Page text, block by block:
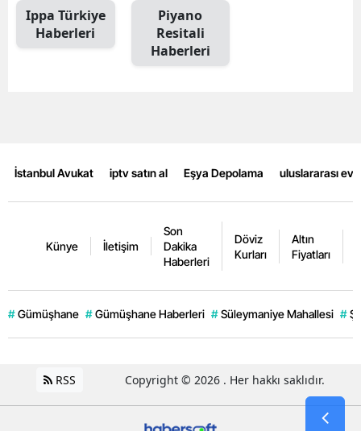
Ippa Türkiye
Haberleri
Piyano
Resitali
Haberleri
İstanbul Avukat iptv satın al Eşya Depolama uluslararası
Künye İletişim
Son
Dakika
Haberleri
Döviz
Kurları
Altın
Fiyatları
# Gümüşhane # Gümüşhane Haberleri # Süleymaniye Mahallesi #
RSS Copyright © 2026 . Her hakkı saklıdır.